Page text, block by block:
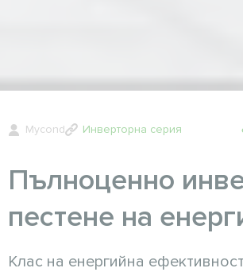
Mycond Инверторна серия
Пълноценно
пестене на
Клас на енергийна